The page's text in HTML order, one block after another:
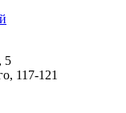
5
117-121